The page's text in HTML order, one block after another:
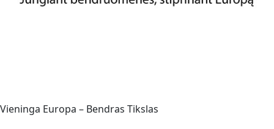
Vieninga Europa – Bendras Tikslas